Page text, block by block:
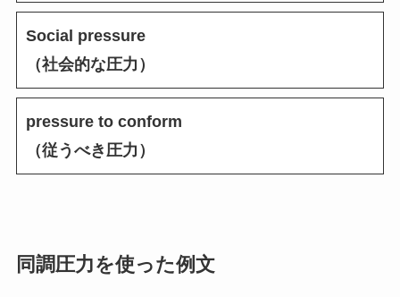
Social pressure
（社会的な圧力）
pressure to conform
（従うべき圧力）
同調圧力を使った例文